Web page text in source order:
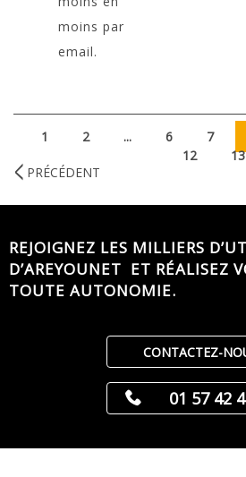
moins par
email.
PRÉCÉDENT
1 2 ... 6 7
12
13
REJOIGNEZ LES MILLIERS
D’AREYOUNET ET RÉALISEZ
TOUTE AUTONOMIE.
CONTACTEZ-
01 57 42